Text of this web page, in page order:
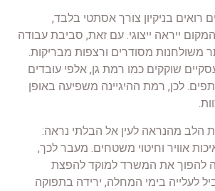
רואים בניקיון צורך אסתטי בלבד,
ייראה ייצוגי. עם זאת, סביבת עבודה
משולחנות מסודרים ורצפות מבריקות.
שוקקים כמו רמת גן, אלפי עובדים
לכן, רמת ההיגיינה משפיעה באופן
הלב מהנראה לעין אל הבלתי נראה:
אוויר וחיטוי משטחים. מעבר לכך,
להפוך את המשרד למוקד להפצת
לעלייה בימי המחלה, ירידה בתפוקה